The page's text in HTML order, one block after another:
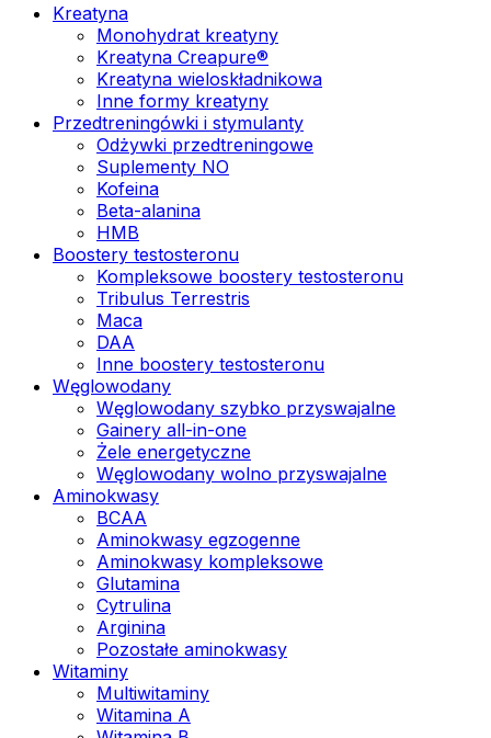
Kreatyna
Monohydrat kreatyny
Kreatyna Creapure®
Kreatyna wieloskładnikowa
Inne formy kreatyny
Przedtreningówki i stymulanty
Odżywki przedtreningowe
Suplementy NO
Kofeina
Beta-alanina
HMB
Boostery testosteronu
Kompleksowe boostery testosteronu
Tribulus Terrestris
Maca
DAA
Inne boostery testosteronu
Węglowodany
Węglowodany szybko przyswajalne
Gainery all-in-one
Żele energetyczne
Węglowodany wolno przyswajalne
Aminokwasy
BCAA
Aminokwasy egzogenne
Aminokwasy kompleksowe
Glutamina
Cytrulina
Arginina
Pozostałe aminokwasy
Witaminy
Multiwitaminy
Witamina A